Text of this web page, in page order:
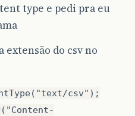
type e pedi pra eu
extensão do csv no
csv");